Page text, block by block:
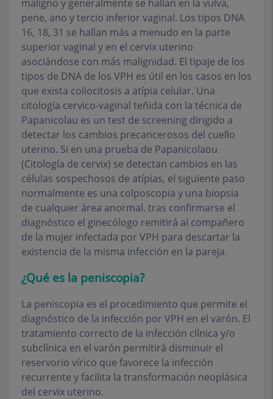
maligno y generalmente se hallan en la vulva,
pene, ano y tercio inferior vaginal. Los tipos DNA
16, 18, 31 se hallan más a menudo en la parte
superior vaginal y en el cervix uterino
asociándose con más malignidad. El tipaje de los
tipos de DNA de los VPH es útil en los casos en los
que exista coilocitosis a atípia celular. Una
citología cervico-vaginal teñida con la técnica de
Papanicolau es un test de screening dirigido a
detectar los cambios precancerosos del cuello
uterino. Si en una prueba de Papanicolaou
(Citología de cervix) se detectan cambios en las
células sospechosos de atípias, el siguiente paso
normalmente es una colposcopia y una biopsia
de cualquier área anormal. tras confirmarse el
diagnóstico el ginecólogo remitirá al compañero
de la mujer infectada por VPH para descartar la
existencia de la misma infección en la pareja.
¿Qué es la peniscopia?
La peniscopia es el procedimiento que permite el
diagnóstico de la infección por VPH en el varón. El
tratamiento correcto de la infección clínica y/o
subclínica en el varón permitirá disminuir el
reservorio vírico que favorece la infección
recurrente y facilita la transformación neoplásica
del cervix uterino.